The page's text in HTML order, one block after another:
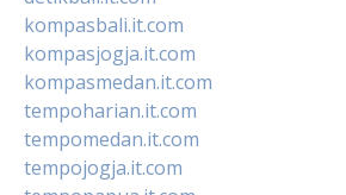
kompasbali.it.com
kompasjogja.it.com
kompasmedan.it.com
tempoharian.it.com
tempomedan.it.com
tempojogja.it.com